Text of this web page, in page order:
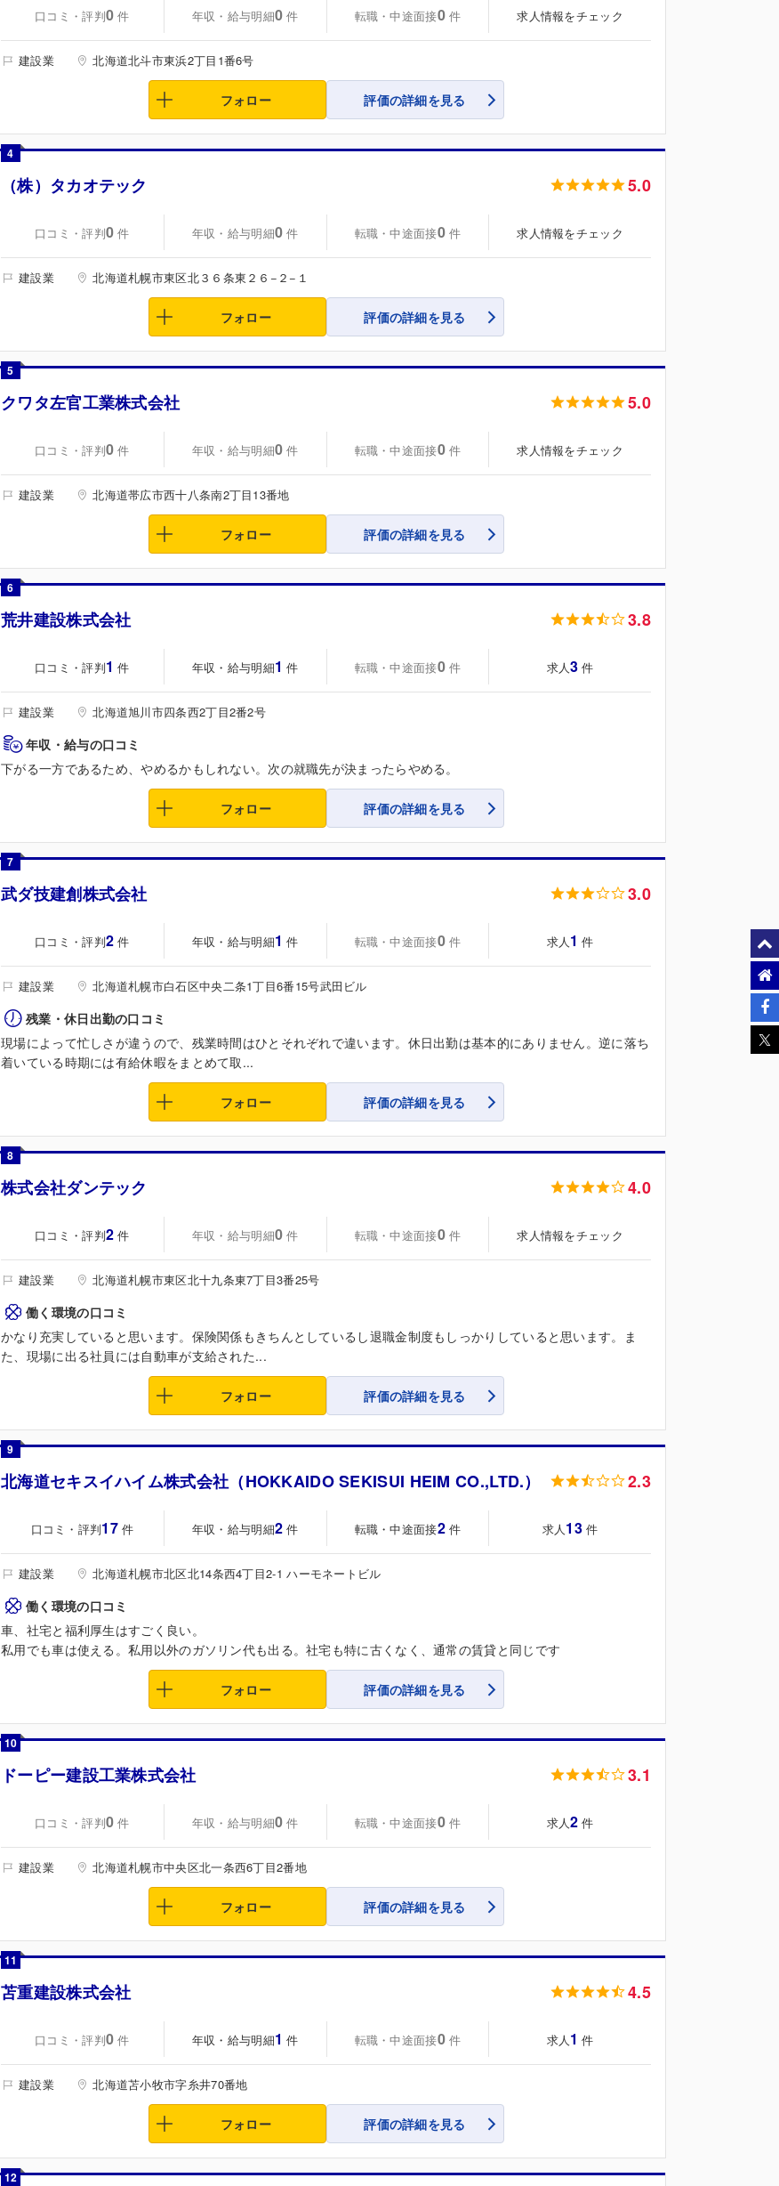
口コミ・評判0 件 年収・給与明細0 件 転職・中途面接0 件 求人情報をチェック
建設業 北海道北斗市東浜2丁目1番6号
フォロー 評価の詳細を見る
4
（株）タカオテック 5.0
口コミ・評判0 件 年収・給与明細0 件 転職・中途面接0 件 求人情報をチェック
建設業 北海道札幌市東区北３６条東２６−２−１
フォロー 評価の詳細を見る
5
クワタ左官工業株式会社 5.0
口コミ・評判0 件 年収・給与明細0 件 転職・中途面接0 件 求人情報をチェック
建設業 北海道帯広市西十八条南2丁目13番地
フォロー 評価の詳細を見る
6
荒井建設株式会社 3.8
口コミ・評判1 件 年収・給与明細1 件 転職・中途面接0 件 求人3 件
建設業 北海道旭川市四条西2丁目2番2号
年収・給与の口コミ
下がる一方であるため、やめるかもしれない。次の就職先が決まったらやめる。
フォロー 評価の詳細を見る
7
武ダ技建創株式会社 3.0
口コミ・評判2 件 年収・給与明細1 件 転職・中途面接0 件 求人 1 件
建設業 北海道札幌市白石区中央二条1丁目6番15号武田ビル
残業・休日出勤の口コミ
現場によって忙しさが違うので、残業時間はひとそれぞれで違います。休日出勤は基本的にありません。逆に落ち
着いている時期には有給休暇をまとめて取...
フォロー 評価の詳細を見る
8
株式会社ダンテック 4.0
口コミ・評判2 件 年収・給与明細0 件 転職・中途面接0 件 求人情報をチェック
建設業 北海道札幌市東区北十九条東7丁目3番25号
働く環境の口コミ
かなり充実していると思います。保険関係もきちんとしているし退職金制度もしっかりしていると思います。ま
た、現場に出る社員には自動車が支給された...
フォロー 評価の詳細を見る
9
北海道セキスイハイム株式会社（HOKKAIDO SEKISUI HEIM CO.,LTD.） 2.3
口コミ・評判17 件 年収・給与明細2 件 転職・中途面接2 件 求人 13 件
建設業 北海道札幌市北区北14条西4丁目2-1 ハーモネートビル
働く環境の口コミ
車、社宅と福利厚生はすごく良い。
私用でも車は使える。私用以外のガソリン代も出る。社宅も特に古くなく、通常の賃貸と同じです
フォロー 評価の詳細を見る
10
ドーピー建設工業株式会社 3.1
口コミ・評判0 件 年収・給与明細0 件 転職・中途面接0 件 求人2 件
建設業 北海道札幌市中央区北一条西6丁目2番地
フォロー 評価の詳細を見る
11
苫重建設株式会社 4.5
口コミ・評判0 件 年収・給与明細1 件 転職・中途面接0 件 求人 1 件
建設業 北海道苫小牧市字糸井70番地
フォロー 評価の詳細を見る
12